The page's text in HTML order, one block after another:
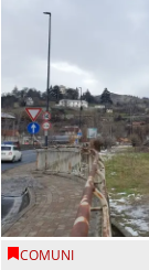
COMUNI